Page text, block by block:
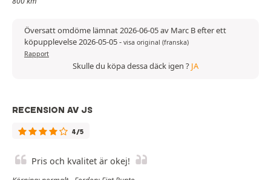
Översatt omdöme lämnat 2026-06-05 av Marc B efter ett
köpupplevelse 2026-05-05- visa original (franska)
Rapport
Skulle du köpa dessa däck igen ? JA
RECENSION AV JS
4/5
Pris och kvalitet är okej!